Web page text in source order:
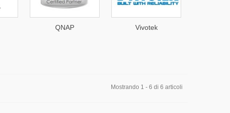
QNAP Vivotek
Mostrando 1 - 6 di 6 articoli